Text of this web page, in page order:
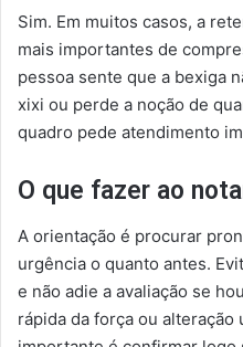
Sim. Em muitos casos, a
mais importantes de
pessoa sente que a bexiga
xixi ou perde a noção de
quadro pede atendimento
O que fazer ao
A orientação é procurar
urgência o quanto antes.
e não adie a avaliação se
rápida da força ou alteração